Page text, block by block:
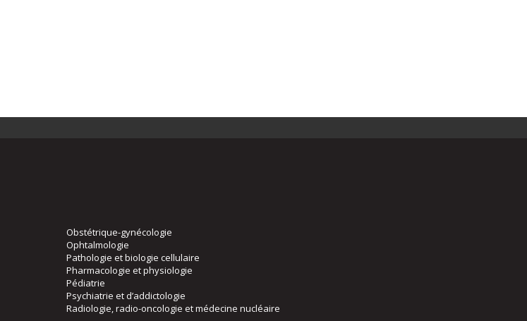
Obstétrique-gynécologie
Ophtalmologie
Pathologie et biologie cellulaire
Pharmacologie et physiologie
Pédiatrie
Psychiatrie et d’addictologie
Radiologie, radio-oncologie et médecine nucléaire